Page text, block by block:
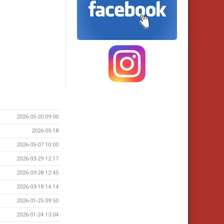
2026-05-20 09:00
2026-05-18
2026-05-07 10:00
2026-03-29 12:17
2026-03-28 12:45
2026-03-18 14:14
2026-01-25 09:50
2026-01-24 13:04